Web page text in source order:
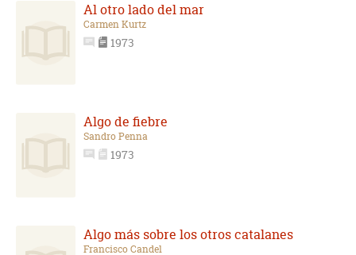
Al otro lado del mar
Carmen Kurtz
1973
Algo de fiebre
Sandro Penna
1973
Algo más sobre los otros catalanes
Francisco Candel